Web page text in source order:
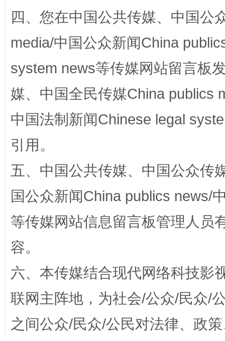
扯下公款旅游的“隐身衣” 如何以
“蜀中异人”王建安的艺术幻境
完善运行机制助力责任有效落实 一纸欠
四、您在中国公共传媒、中国公
media/中国公众新闻China
system news等传媒网站留言板
媒、中国全民传媒China publics
中国法制新闻Chinese legal
引用。
五、中国公共传媒、中国公众传
国公众新闻China publics news/
等传媒网站信息留言板管理人员
容。
六、本传媒结合现代网络科技影
联网主阵地，为社会/公众/民众/
之间公众/民众/公民对法律、政